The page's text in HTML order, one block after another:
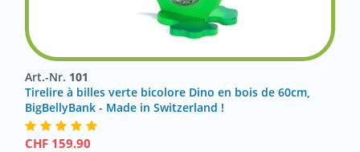
Art.-Nr. 101
Tirelire à billes verte bicolore Dino en bois de 60cm,
BigBellyBank - Made in Switzerland !
CHF 159.90